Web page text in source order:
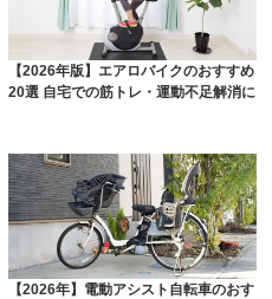
【2026年版】エアロバイクのおすすめ
20選 自宅での筋トレ・運動不足解消に
【2026年】電動アシスト自転車のおす